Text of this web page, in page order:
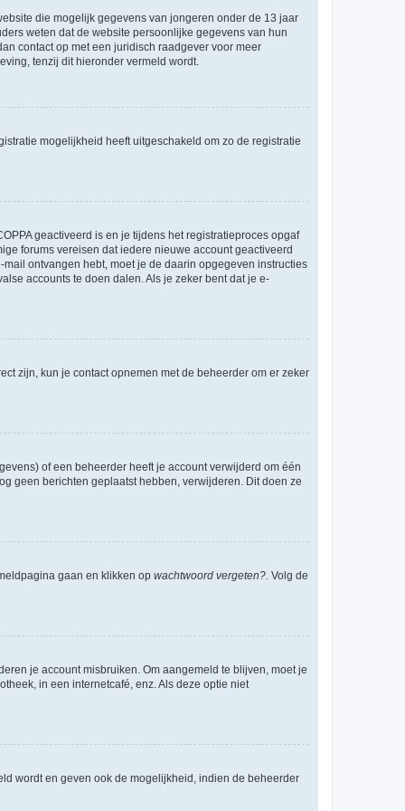
die mogelijk gegevens van jongeren onder de 13 jaar
weten dat de website persoonlijke gegevens van hun
contact op met een juridisch raadgever voor meer
tenzij dit hieronder vermeld wordt.
mogelijkheid heeft uitgeschakeld om zo de registratie
geactiveerd is en je tijdens het registratieproces opgaf
forums vereisen dat iedere nieuwe account geactiveerd
ontvangen hebt, moet je de daarin opgegeven instructies
accounts te doen dalen. Als je zeker bent dat je e-
zijn, kun je contact opnemen met de beheerder om er zeker
of een beheerder heeft je account verwijderd om één
geen berichten geplaatst hebben, verwijderen. Dit doen ze
gaan en klikken op wachtwoord vergeten?. Volg de
je account misbruiken. Om aangemeld te blijven, moet je
in een internetcafé, enz. Als deze optie niet
wordt en geven ook de mogelijkheid, indien de beheerder